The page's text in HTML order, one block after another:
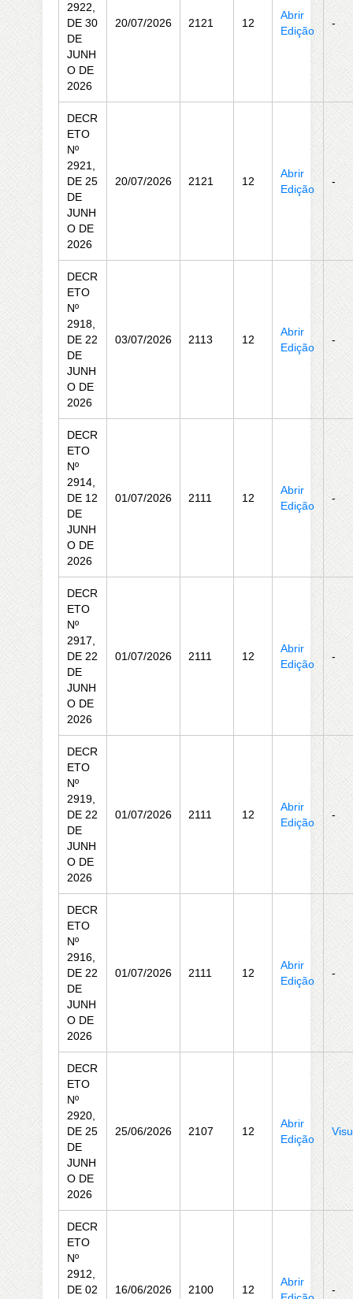
2922,
DE 30
DE
JUNH
O DE
2026
20/07/2026 2121 12
Abrir
Edição
-
DECR
ETO
Nº
2921,
DE 25
DE
JUNH
O DE
2026
20/07/2026 2121 12
Abrir
Edição
-
DECR
ETO
Nº
2918,
DE 22
DE
JUNH
O DE
2026
03/07/2026 2113 12
Abrir
Edição
-
DECR
ETO
Nº
2914,
DE 12
DE
JUNH
O DE
2026
01/07/2026 2111 12
Abrir
Edição
-
DECR
ETO
Nº
2917,
DE 22
DE
JUNH
O DE
2026
01/07/2026 2111 12
Abrir
Edição
-
DECR
ETO
Nº
2919,
DE 22
DE
JUNH
O DE
2026
01/07/2026 2111 12
Abrir
Edição
-
DECR
ETO
Nº
2916,
DE 22
DE
JUNH
O DE
2026
01/07/2026 2111 12
Abrir
Edição
-
DECR
ETO
Nº
2920,
DE 25
DE
JUNH
O DE
2026
25/06/2026 2107 12
Abrir
Edição
DECR
ETO
Nº
2912,
DE 02
16/06/2026 2100 12
Abrir
-